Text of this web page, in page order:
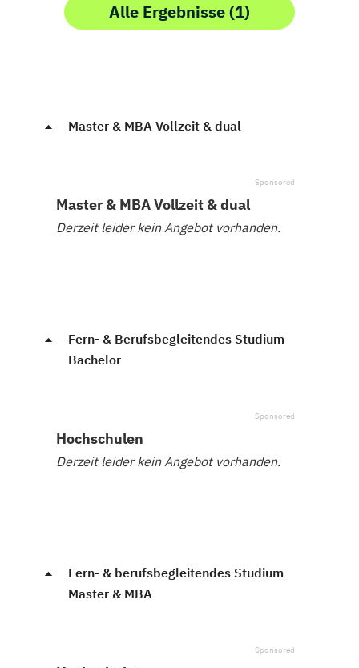
Alle Ergebnisse (1)
Master & MBA Vollzeit & dual
Master & MBA Vollzeit & dual
Derzeit leider kein Angebot vorhanden.
Fern- & Berufsbegleitendes Studium
Bachelor
Hochschulen
Derzeit leider kein Angebot vorhanden.
Fern- & berufsbegleitendes Studium
Master & MBA